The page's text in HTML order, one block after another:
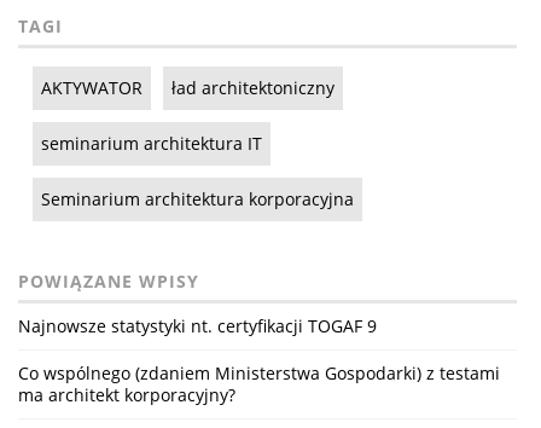
TAGI
AKTYWATOR ład architektoniczny
seminarium architektura IT
Seminarium architektura korporacyjna
POWIĄZANE WPISY
Najnowsze statystyki nt. certyfikacji TOGAF 9
Co wspólnego (zdaniem Ministerstwa Gospodarki) z testami
ma architekt korporacyjny?